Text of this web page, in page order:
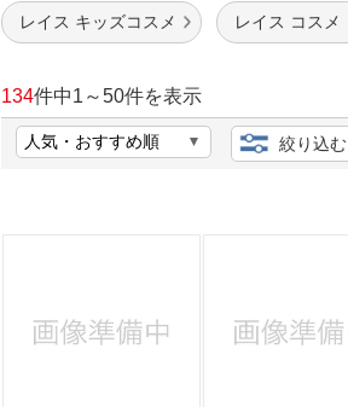
ご利用ガイド
レイス キッズコスメ レイス コスメ
134件中1 ～50件を表示
絞り込む